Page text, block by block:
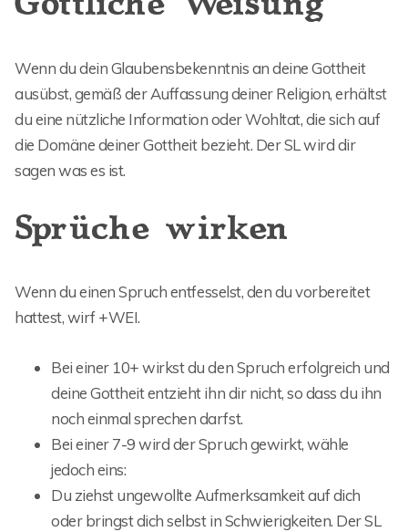
Göttliche Weisung
Wenn du dein Glaubensbekenntnis an deine Gottheit
ausübst, gemäß der Auffassung deiner Religion, erhältst
du eine nützliche Information oder Wohltat, die sich auf
die Domäne deiner Gottheit bezieht. Der SL wird dir
sagen was es ist.
Sprüche wirken
Wenn du einen Spruch entfesselst, den du vorbereitet
hattest, wirf +WEI.
Bei einer 10+ wirkst du den Spruch erfolgreich und
deine Gottheit entzieht ihn dir nicht, so dass du ihn
noch einmal sprechen darfst.
Bei einer 7-9 wird der Spruch gewirkt, wähle
jedoch eins:
Du ziehst ungewollte Aufmerksamkeit auf dich
oder bringst dich selbst in Schwierigkeiten. Der SL